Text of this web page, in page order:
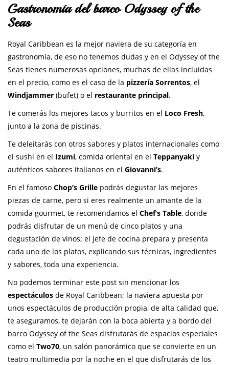
Gastronomía del barco Odyssey of the
Seas
Royal Caribbean es la mejor naviera de su categoría en
gastronomía, de eso no tenemos dudas y en el Odyssey of the
Seas tienes numerosas opciones, muchas de ellas incluidas
en el precio, como es el caso de la pizzería Sorrentos, el
Windjammer (bufet) o el restaurante principal.
Te comerás los mejores tacos y burritos en el Loco Fresh,
junto a la zona de piscinas.
Te deleitarás con otros sabores y platos internacionales como
el sushi en el Izumi, comida oriental en el Teppanyaki y
auténticos sabores italianos en el Giovanni’s.
En el famoso Chop’s Grille podrás degustar las mejores
piezas de carne, pero si eres realmente un amante de la
comida gourmet, te recomendamos el Chef’s Table, donde
podrás disfrutar de un menú de cinco platos y una
degustación de vinos; el jefe de cocina prepara y presenta
cada uno de los platos, explicando sus técnicas, ingredientes
y sabores, toda una experiencia.
No podemos terminar este post sin mencionar los
espectáculos de Royal Caribbean; la naviera apuesta por
unos espectáculos de producción propia, de alta calidad que,
te aseguramos, te dejarán con la boca abierta y a bordo del
barco Odyssey of the Seas disfrutarás de espacios especiales
como el Two70, un salón panorámico que se convierte en un
teatro multimedia por la noche en el que disfrutarás de los